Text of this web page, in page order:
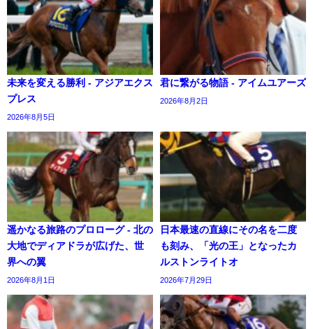
未来を変える勝利 - アジアエクス
プレス
2026年8月5日
君に繋がる物語 - アイムユアーズ
2026年8月2日
遥かなる旅路のプロローグ - 北の
大地でディアドラが広げた、世
界への翼
2026年8月1日
日本最速の直線にその名を二度
も刻み、「光の王」となったカ
ルストンライトオ
2026年7月29日